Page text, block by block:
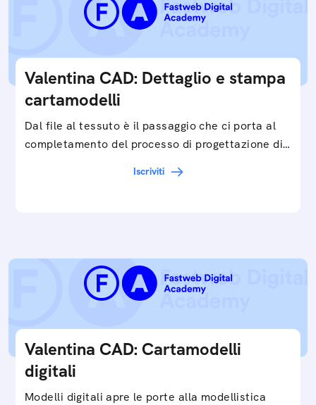
Valentina CAD: Dettaglio e stampa
cartamodelli
Dal file al tessuto è il passaggio che ci porta al
completamento del processo di progettazione di
Iscriviti
Valentina CAD: Cartamodelli
digitali
Modelli digitali apre le porte alla modellistica